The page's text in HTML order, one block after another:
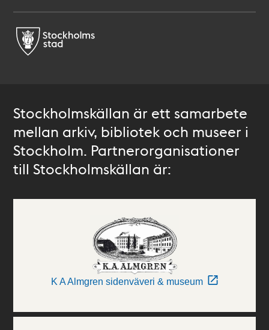
Stockholmskällan är ett samarbete
mellan arkiv, bibliotek och museer i
Stockholm. Partnerorganisationer
till Stockholmskällan är:
K A Almgren sidenväveri & museum